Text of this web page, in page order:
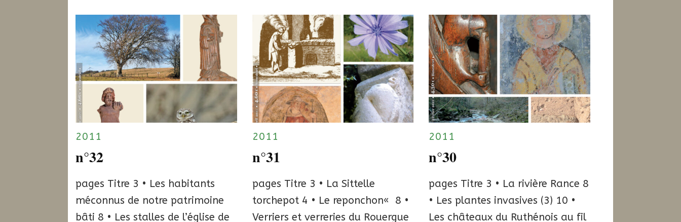
2011
n°32
pages Titre 3 • Les habitants
méconnus de notre patrimoine
bâti 8 • Les stalles de l’église de
2011
n°31
pages Titre 3 • La Sittelle
torchepot 4 • Le reponchon« 8 •
Verriers et verreries du Rouergue
2011
n°30
pages Titre 3 • La rivière Rance 8
• Les plantes invasives (3) 10 •
Les châteaux du Ruthénois au fil